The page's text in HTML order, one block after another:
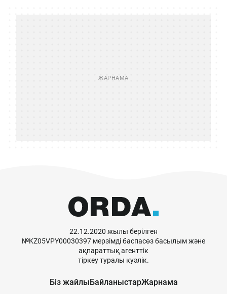
22.12.2020 жылы берілген
№KZ05VPY00030397 мерзімді баспасөз басылым және
ақпараттық агенттік
тіркеу туралы куәлік.
Біз жайлыБайланыстарЖарнама